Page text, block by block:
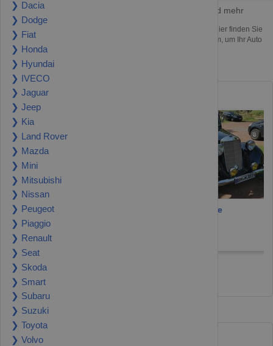
❯ Dacia
❯ Dodge
❯ Fiat
❯ Honda
❯ Hyundai
❯ IVECO
❯ Jaguar
❯ Jeep
❯ Kia
❯ Land Rover
❯ Mazda
❯ Mini
❯ Mitsubishi
❯ Nissan
❯ Peugeot
❯ Piaggio
❯ Renault
❯ Seat
❯ Skoda
❯ Smart
❯ Subaru
❯ Suzuki
❯ Toyota
❯ Volvo
Finden Sie Ihr Traumauto – Gebrauchtwagen und mehr
Ob den gebrauchten Kleinwagen, SUV, Cabrio oder Oldtimer, hier finden Sie
die besten Angebote in Ihrer Nähe. Nutzen Sie unsere Plattform, um Ihr Auto
Coole Oldtimer
VW Käfer
Bonn 53229
12.900 €
Mercedes Andere
Premium Cars